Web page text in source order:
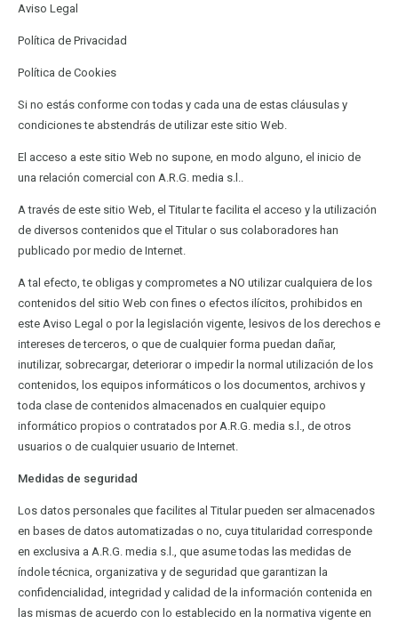
Aviso Legal
Política de Privacidad
Política de Cookies
Si no estás conforme con todas y cada una de estas cláusulas y
condiciones te abstendrás de utilizar este sitio Web.
El acceso a este sitio Web no supone, en modo alguno, el inicio de
una relación comercial con A.R.G. media s.l..
A través de este sitio Web, el Titular te facilita el acceso y la utilización
de diversos contenidos que el Titular o sus colaboradores han
publicado por medio de Internet.
A tal efecto, te obligas y comprometes a NO utilizar cualquiera de los
contenidos del sitio Web con fines o efectos ilícitos, prohibidos en
este Aviso Legal o por la legislación vigente, lesivos de los derechos e
intereses de terceros, o que de cualquier forma puedan dañar,
inutilizar, sobrecargar, deteriorar o impedir la normal utilización de los
contenidos, los equipos informáticos o los documentos, archivos y
toda clase de contenidos almacenados en cualquier equipo
informático propios o contratados por A.R.G. media s.l., de otros
usuarios o de cualquier usuario de Internet.
Medidas de seguridad
Los datos personales que facilites al Titular pueden ser almacenados
en bases de datos automatizadas o no, cuya titularidad corresponde
en exclusiva a A.R.G. media s.l., que asume todas las medidas de
índole técnica, organizativa y de seguridad que garantizan la
confidencialidad, integridad y calidad de la información contenida en
las mismas de acuerdo con lo establecido en la normativa vigente en